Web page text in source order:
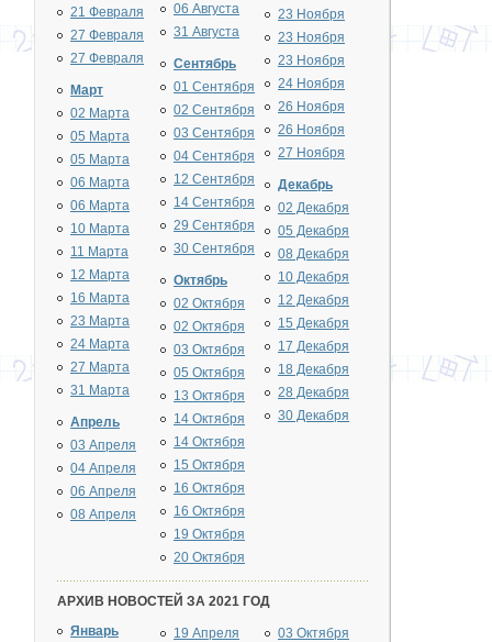
21 Февраля
27 Февраля
27 Февраля
Март
02 Марта
05 Марта
05 Марта
06 Марта
06 Марта
10 Марта
11 Марта
12 Марта
16 Марта
23 Марта
24 Марта
27 Марта
31 Марта
Апрель
03 Апреля
04 Апреля
06 Апреля
08 Апреля
06 Августа
31 Августа
Сентябрь
01 Сентября
02 Сентября
03 Сентября
04 Сентября
12 Сентября
14 Сентября
29 Сентября
30 Сентября
Октябрь
02 Октября
02 Октября
03 Октября
05 Октября
13 Октября
14 Октября
14 Октября
15 Октября
16 Октября
16 Октября
19 Октября
20 Октября
23 Ноября
23 Ноября
23 Ноября
24 Ноября
26 Ноября
26 Ноября
27 Ноября
Декабрь
02 Декабря
05 Декабря
08 Декабря
10 Декабря
12 Декабря
15 Декабря
17 Декабря
18 Декабря
28 Декабря
30 Декабря
АРХИВ НОВОСТЕЙ ЗА 2021 ГОД
Январь
19 Апреля
03 Октября